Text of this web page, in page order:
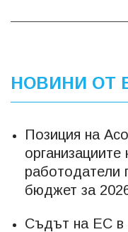
НОВИНИ ОТ
Позиция на
организациите
работодатели
бюджет за
Съдът на ЕС в